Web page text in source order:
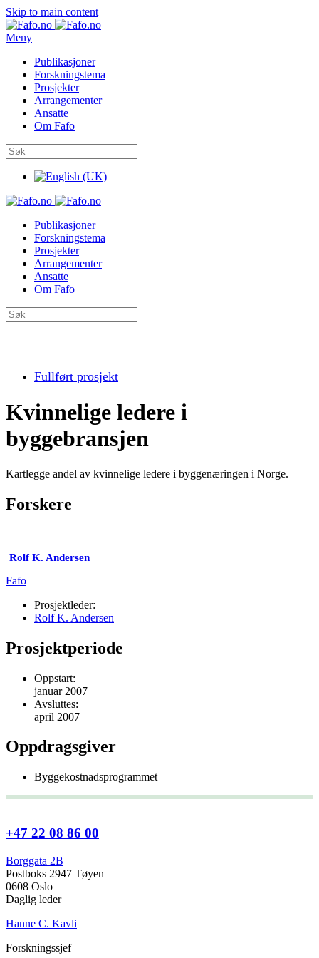
Skip to main content
Meny
Publikasjoner
Forskningstema
Prosjekter
Arrangementer
Ansatte
Om Fafo
Publikasjoner
Forskningstema
Prosjekter
Arrangementer
Ansatte
Om Fafo
Fullført prosjekt
Kvinnelige ledere i
byggebransjen
Kartlegge andel av kvinnelige ledere i byggenæringen i Norge.
Forskere
Rolf K. Andersen
Fafo
Prosjektleder:
Rolf K. Andersen
Prosjektperiode
Oppstart:
januar 2007
Avsluttes:
april 2007
Oppdragsgiver
Byggekostnadsprogrammet
+47 22 08 86 00
Borggata 2B
Postboks 2947 Tøyen
0608 Oslo
Daglig leder
Hanne C. Kavli
Forskningssjef